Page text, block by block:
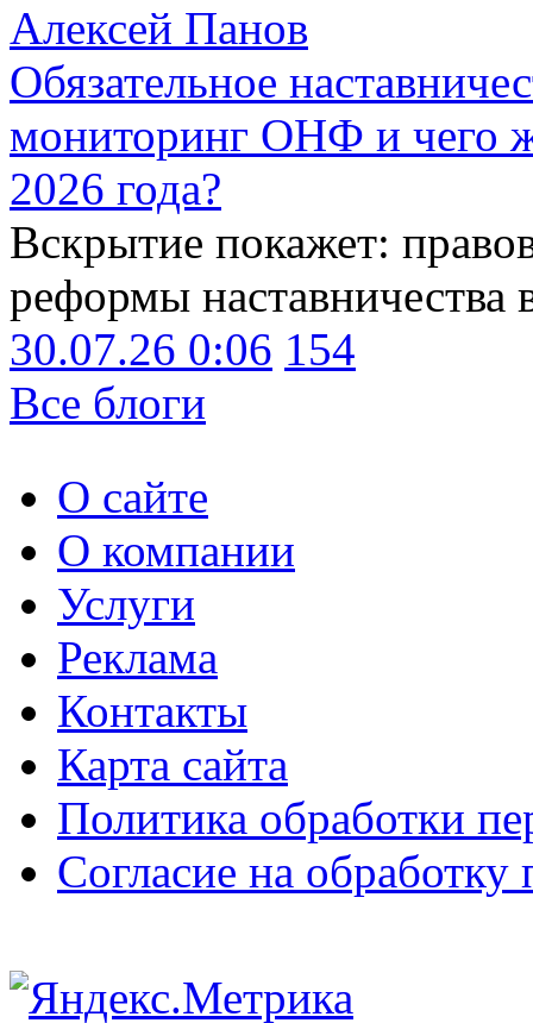
Алексей Панов
Обязательное
мониторинг ОНФ и чего
2026 года?
Вскрытие покажет:
реформы наставничества
30.07.26 0:06 154
Все блоги
О сайте
О компании
Услуги
Реклама
Контакты
Карта сайта
Политика обработки
Согласие на